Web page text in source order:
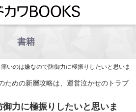
書籍
痛いのは嫌なので防御力に極振りしたいと思いま
めの新層攻略は、運営泣かせのトラブ
力に極振りしたいと思いま